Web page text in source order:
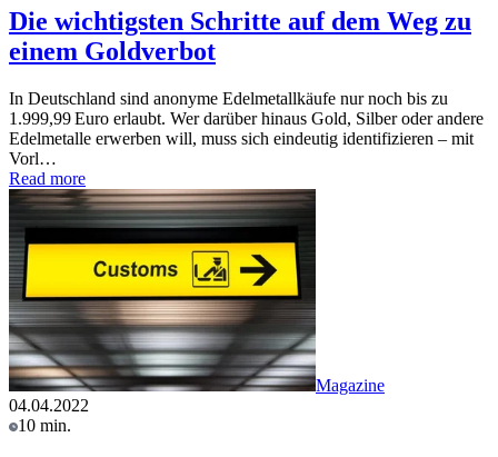
Die wichtigsten Schritte auf dem Weg zu
einem Goldverbot
In Deutschland sind anonyme Edelmetallkäufe nur noch bis zu
1.999,99 Euro erlaubt. Wer darüber hinaus Gold, Silber oder andere
Edelmetalle erwerben will, muss sich eindeutig identifizieren – mit
Vorl…
Read more
Magazine
04.04.2022
10 min.